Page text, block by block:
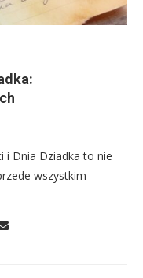
i Dnia Dziadka to nie
wszystkim